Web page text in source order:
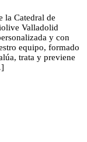
la Catedral de
Valladolid
y con
equipo, formado
trata y previene